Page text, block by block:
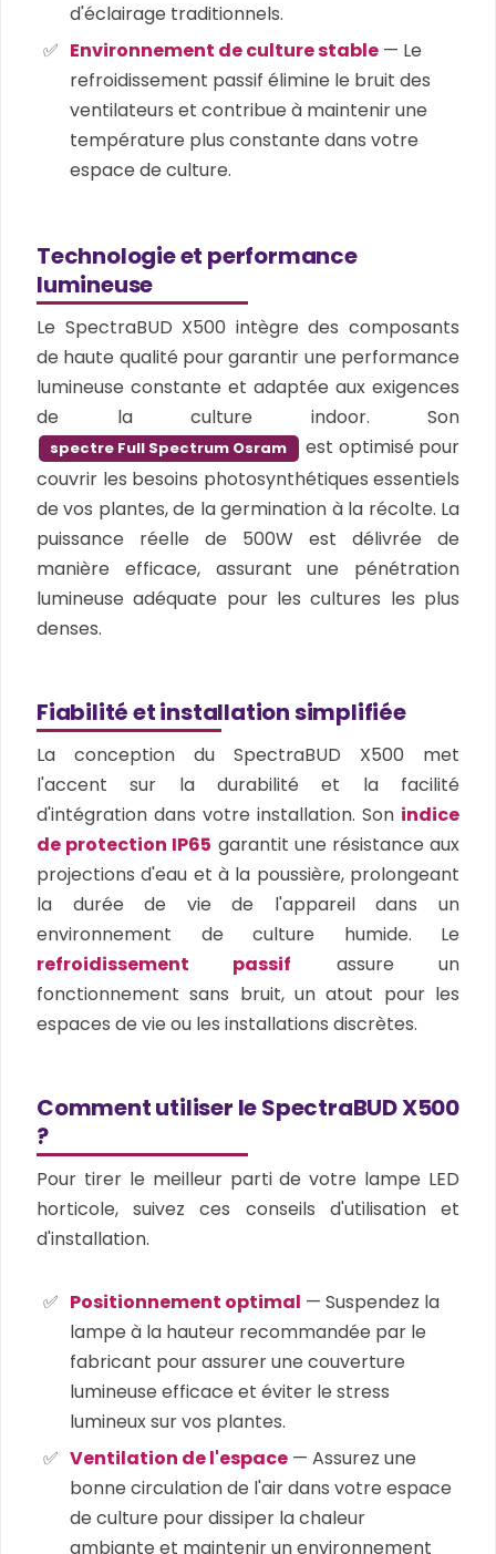
d'éclairage traditionnels.
Environnement de culture stable — Le
refroidissement passif élimine le bruit des
ventilateurs et contribue à maintenir une
température plus constante dans votre
espace de culture.
Technologie et performance
lumineuse
Le SpectraBUD X500 intègre des composants
de haute qualité pour garantir une performance
lumineuse constante et adaptée aux exigences
de la culture indoor. Son
spectre Full Spectrum Osram
est optimisé pour
couvrir les besoins photosynthétiques essentiels
de vos plantes, de la germination à la récolte. La
puissance réelle de 500W est délivrée de
manière efficace, assurant une pénétration
lumineuse adéquate pour les cultures les plus
denses.
Fiabilité et installation simplifiée
La conception du SpectraBUD X500 met
l'accent sur la durabilité et la facilité
d'intégration dans votre installation. Son indice
de protection IP65 garantit une résistance aux
projections d'eau et à la poussière, prolongeant
la durée de vie de l'appareil dans un
environnement de culture humide. Le
refroidissement passif assure un
fonctionnement sans bruit, un atout pour les
espaces de vie ou les installations discrètes.
Comment utiliser le SpectraBUD X500
?
Pour tirer le meilleur parti de votre lampe LED
horticole, suivez ces conseils d'utilisation et
d'installation.
Positionnement optimal — Suspendez la
lampe à la hauteur recommandée par le
fabricant pour assurer une couverture
lumineuse efficace et éviter le stress
lumineux sur vos plantes.
Ventilation de l'espace — Assurez une
bonne circulation de l'air dans votre espace
de culture pour dissiper la chaleur
ambiante et maintenir un environnement